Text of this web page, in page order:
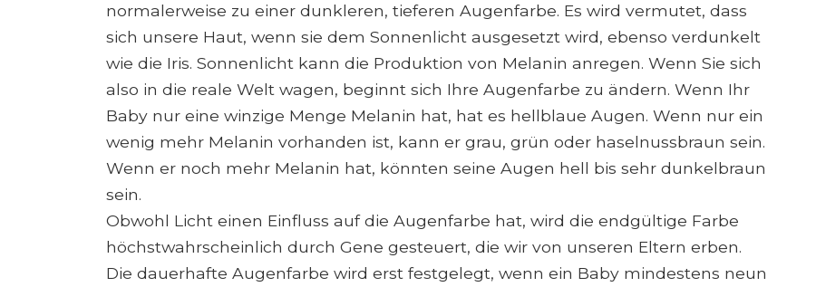
normalerweise zu einer dunkleren, tieferen Augenfarbe. Es wird vermutet, dass
sich unsere Haut, wenn sie dem Sonnenlicht ausgesetzt wird, ebenso verdunkelt
wie die Iris. Sonnenlicht kann die Produktion von Melanin anregen. Wenn Sie sich
also in die reale Welt wagen, beginnt sich Ihre Augenfarbe zu ändern. Wenn Ihr
Baby nur eine winzige Menge Melanin hat, hat es hellblaue Augen. Wenn nur ein
wenig mehr Melanin vorhanden ist, kann er grau, grün oder haselnussbraun sein.
Wenn er noch mehr Melanin hat, könnten seine Augen hell bis sehr dunkelbraun
sein.
Obwohl Licht einen Einfluss auf die Augenfarbe hat, wird die endgültige Farbe
höchstwahrscheinlich durch Gene gesteuert, die wir von unseren Eltern erben.
Die dauerhafte Augenfarbe wird erst festgelegt, wenn ein Baby mindestens neun